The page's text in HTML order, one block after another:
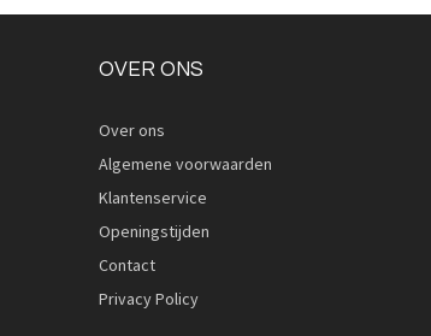
OVER ONS
Over ons
Algemene voorwaarden
Klantenservice
Openingstijden
Contact
Privacy Policy